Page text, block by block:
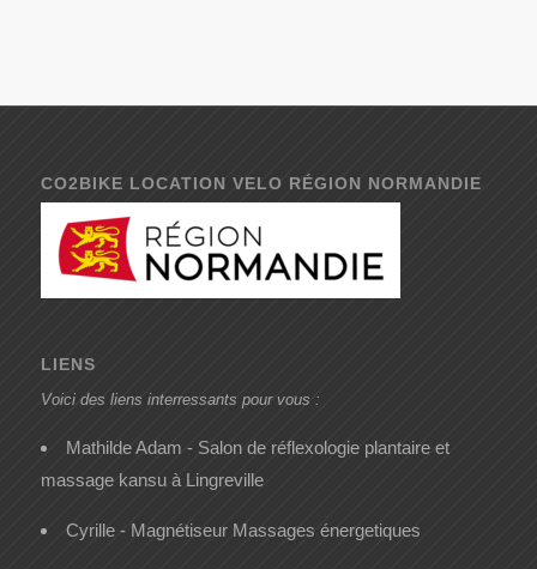
CO2BIKE LOCATION VELO RÉGION NORMANDIE
LIENS
Voici des liens interressants pour vous :
Mathilde Adam - Salon de réflexologie plantaire et
massage kansu à Lingreville
Cyrille - Magnétiseur Massages énergetiques